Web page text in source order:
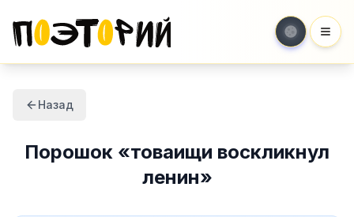
Назад
Порошок «товаищи воскликнул
ленин»